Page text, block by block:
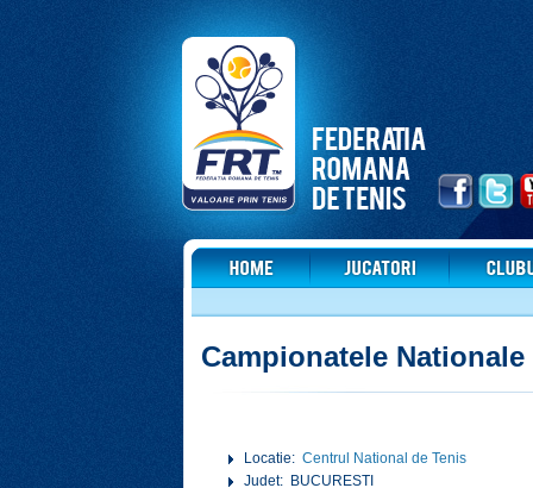
Campionatele
Locatie:Centrul National de Tenis
Judet: BUCURESTI